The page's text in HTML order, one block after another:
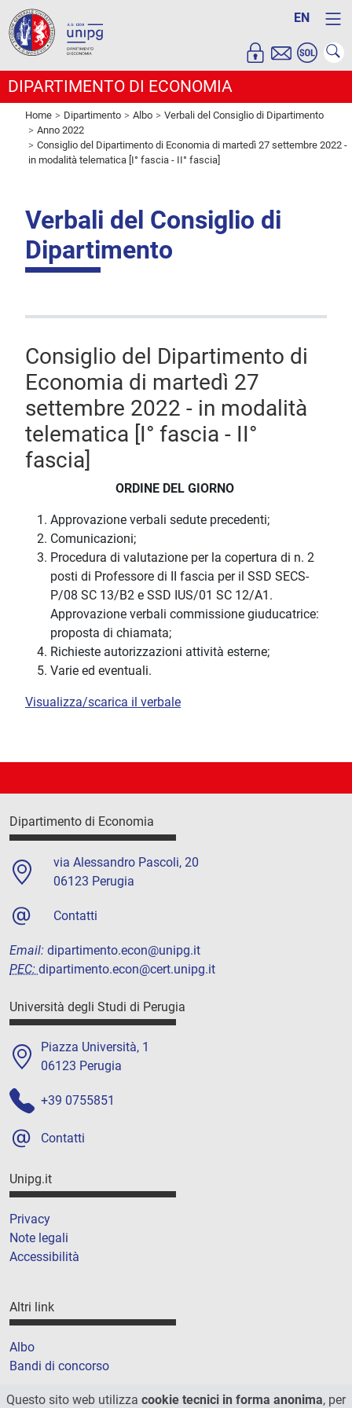
EN
DIPARTIMENTO DI ECONOMIA
Home Dipartimento Albo
Verbali del Consiglio di Dipartimento
Anno 2022
Consiglio del Dipartimento di Economia di martedì 27 settembre 2022 -
in modalità telematica [I° fascia - II° fascia]
Verbali del Consiglio di
Dipartimento
Consiglio del Dipartimento di
Economia di martedì 27
settembre 2022 - in modalità
telematica [I° fascia - II°
fascia]
ORDINE DEL GIORNO
Approvazione verbali sedute precedenti;
Comunicazioni;
Procedura di valutazione per la copertura di n. 2
posti di Professore di II fascia per il SSD SECS-
P/08 SC 13/B2 e SSD IUS/01 SC 12/A1.
Approvazione verbali commissione giuducatrice:
proposta di chiamata;
Richieste autorizzazioni attività esterne;
Varie ed eventuali.
Visualizza/scarica il verbale
Dipartimento di Economia
via Alessandro Pascoli, 20
06123 Perugia
Contatti
Email: dipartimento.econ@unipg.it
PEC: dipartimento.econ@cert.unipg.it
Università degli Studi di Perugia
Piazza Università, 1
06123 Perugia
+39 0755851
Contatti
Unipg.it
Privacy
Note legali
Accessibilità
Altri link
Albo
Bandi di concorso
Amministrazione trasparente
Questo sito web utilizza cookie tecnici in forma anonima, per